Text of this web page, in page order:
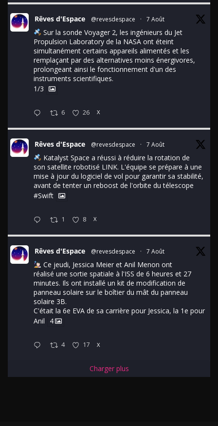
Rêves d'Espace @revesdespace · 7 Août
Sur la sonde Voyager 2, les ingénieurs du Jet
Propulsion Laboratory de la NASA ont éteint
simultanément certains appareils alimentés et les
remplaçant par des alternatives moins énergivores,
prolongeant ainsi le fonctionnement d'un des
instruments scientifiques.
1/3
6 26 X
Rêves d'Espace @revesdespace · 7 Août
Katalyst Space a réussi à réduire la rotation de
son satellite robotisé LINK. L'équipe se prépare à une
mise à jour du logiciel de vol pour garantir sa stabilité,
avant de tenter un reboost de l'orbite du télescope
#Swift
1 8 X
Rêves d'Espace @revesdespace · 7 Août
Ce jeudi, Jessica Meier et Anil Menon ont
réalisé une sortie spatiale à l'ISS de 6 heures et 27
minutes. Ils ont installé un kit de modification de
panneau solaire sur le boîtier du mât du panneau
solaire 3B.
C'était la 6e EVA de sa carrière pour Jessica, la 1e pour
Anil
4
4 17 X
Charger plus